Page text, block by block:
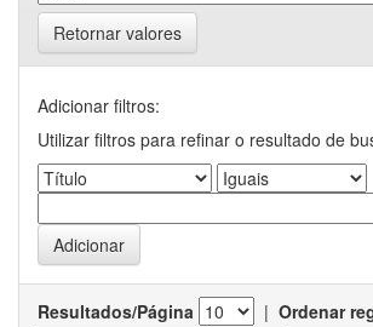
Retornar valores
Adicionar filtros:
Utilizar filtros para refinar o resultado de
Resultados/Página | Ordenar